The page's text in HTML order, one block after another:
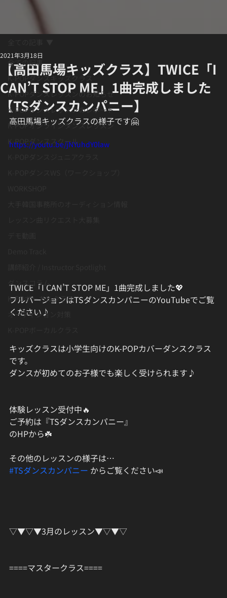
全ての記事
K-POPダンスキッズクラス
K-POPダンスレッスンのお知らせ
K-POPダンスレッスンのレポート
K-POPオンラインダンスレッスン
K-POPダンススクール
ダンスコラム
K-POボーカルクラス
オーディション対策
【高田馬場キッズクラス】TWICE「I
CAN’T STOP ME」1曲完成しました
【TSダンスカンパニー】
2021年3月18日
高田馬場キッズクラスの様子です🤗
https://youtu.be/jNYuhdY0law
TWICE「I CAN’T STOP ME」1曲完成しました💖
フルバージョンはTSダンスカンパニーのYouTubeでご覧
ください♪
キッズクラスは小学生向けのK-POPカバーダンスクラス
です。
ダンスが初めてのお子様でも楽しく受けられます♪
体験レッスン受付中🔥
ご予約は『TSダンスカンパニー』
のHPから☘️
その他のレッスンの様子は…﻿
#TSダンスカンパニー からご覧ください📣﻿
▽▼▽▼3月のレッスン▼▽▼▽﻿
====マスタークラス====